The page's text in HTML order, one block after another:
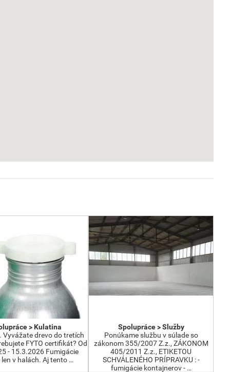
> Kulatina
Vyvážate drevo do tretích
FYTO certifikát? Od
- 15.3.2026 Fumigácie
len v halách. Aj tento …
Spolupráce > Služby
Ponúkame službu v súlade so
zákonom 355/2007 Z.z., ZÁKONOM
405/2011 Z.z., ETIKETOU
SCHVÁLENÉHO PRÍPRAVKU : -
fumigácie kontajnerov - …